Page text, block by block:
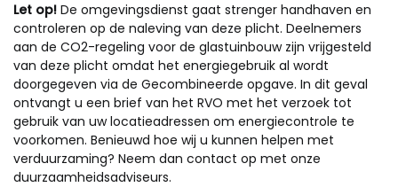
Let op! De omgevingsdienst gaat strenger handhaven en
controleren op de naleving van deze plicht. Deelnemers
aan de CO2-regeling voor de glastuinbouw zijn vrijgesteld
van deze plicht omdat het energiegebruik al wordt
doorgegeven via de Gecombineerde opgave. In dit geval
ontvangt u een brief van het RVO met het verzoek tot
gebruik van uw locatieadressen om energiecontrole te
voorkomen. Benieuwd hoe wij u kunnen helpen met
verduurzaming? Neem dan contact op met onze
duurzaamheidsadviseurs.